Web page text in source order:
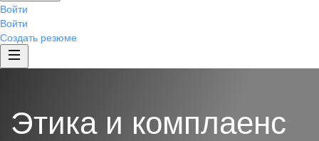
Войти
Войти
Создать резюме
Этика и комплаенс